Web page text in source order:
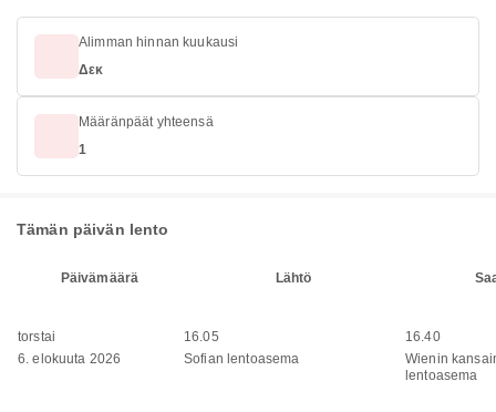
Alimman hinnan kuukausi
Δεκ
Määränpäät yhteensä
1
Tämän päivän lento
Päivämäärä Lähtö
torstai
6. elokuuta 2026
16.05
Sofian lentoasema
16.40
Wienin
lentoasema